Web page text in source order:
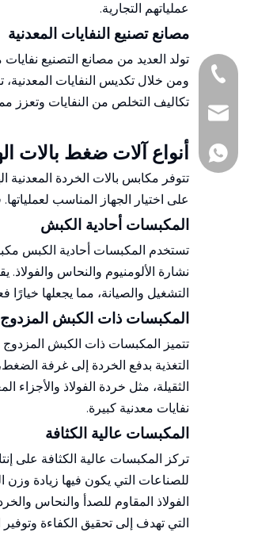
عملياتهم التجارية.
مصانع تصنيع النفايات المعدنية
تولد العديد من مصانع التصنيع نفايات
ومن خلال تكديس النفايات
تكاليف التخلص من النفايات وتعزز
أنواع آلات ضغط بالات
تتوفر مكابس بالات الخردة المعدنية
على اختيار الجهاز المناسب
المكبسات أحادية الكبش
تستخدم المكبسات أحادية الكبس
نشارة الألومنيوم والنحاس
التشغيل والصيانة، مما يجعلها
المكبسات ذات الكبش المزدوج
تتميز المكبسات ذات الكبش
التغذية بدفع الخردة إلى غرفة
الثقيلة، مثل خردة الفولاذ
نفايات معدنية كبيرة.
المكبسات عالية الكثافة
تركز المكبسات عالية الكثافة على
للصناعات التي يكون فيها زيادة وزن
الفولاذ المقاوم للصدأ والنحاس
التي تهدف إلى تحقيق الكفاءة وتوفير
+86-
+86-510-
andy@js-
+86-